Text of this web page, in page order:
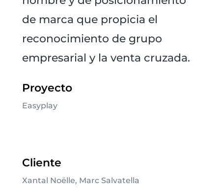
de marca que propicia el
reconocimiento de grupo
empresarial y la venta cruzada.
Proyecto
Easyplay
Cliente
Xantal Noëlle, Marc Salvatella